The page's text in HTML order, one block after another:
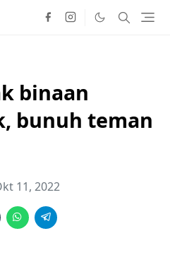
binaan
bunuh teman
11, 2022